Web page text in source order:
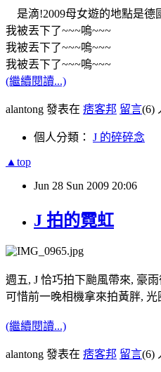
是滴!2009母女遊的地點是
我被丟下了~~~嗚~~~
我被丟下了~~~嗚~~~
我被丟下了~~~嗚~~~
(繼續閱讀...)
alantong 發表在 痞客邦 留言(6)
個人分類： J 的碎碎念
▲top
Jun 28 Sun 2009 20:06
J 拍的霓虹
週五, J 恰巧拍下颱風帶來, 豪
可惜前一晚相機拿來拍黃胖,
(繼續閱讀...)
alantong 發表在 痞客邦 留言(6)